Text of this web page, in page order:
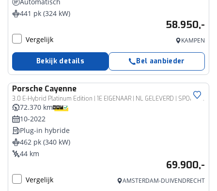
441 pk (324 kW)
58.950,-
Vergelijk KAMPEN
Bekijk details Bel aanbieder
Porsche Cayenne
3.0 E-Hybrid Platinum Edition | 1E EIGENAAR | NL GELEVERD | SPORTCHRONO | PASM LUCHTVERING | STOELMASSAGE | STOELVENTILATIE | TV SCHERMEN ACHTER | SPORTEINDPIJPEN ACHTER | PANORAMA/SCHUIF-KANTELDAK | BOSE | PORSCHE INNODRIVE | ADAPTIVE CRUISECONTROL | 21 INCH |
72.370 km
10-2022
Plug-in hybride
462 pk (340 kW)
44 km
69.900,-
Vergelijk AMSTERDAM-DUIVENDRECHT